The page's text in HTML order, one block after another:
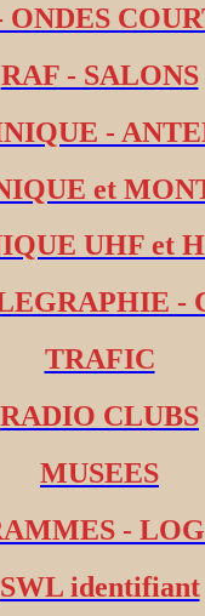
ONDES
RAF - SALONS
-
et
UHF et
-
TRAFIC
RADIO CLUBS
MUSEES
-
SWL identifiant